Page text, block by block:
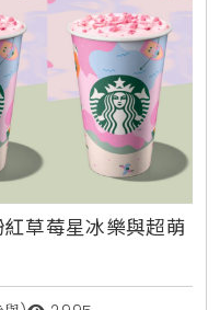
草莓星冰樂與超萌